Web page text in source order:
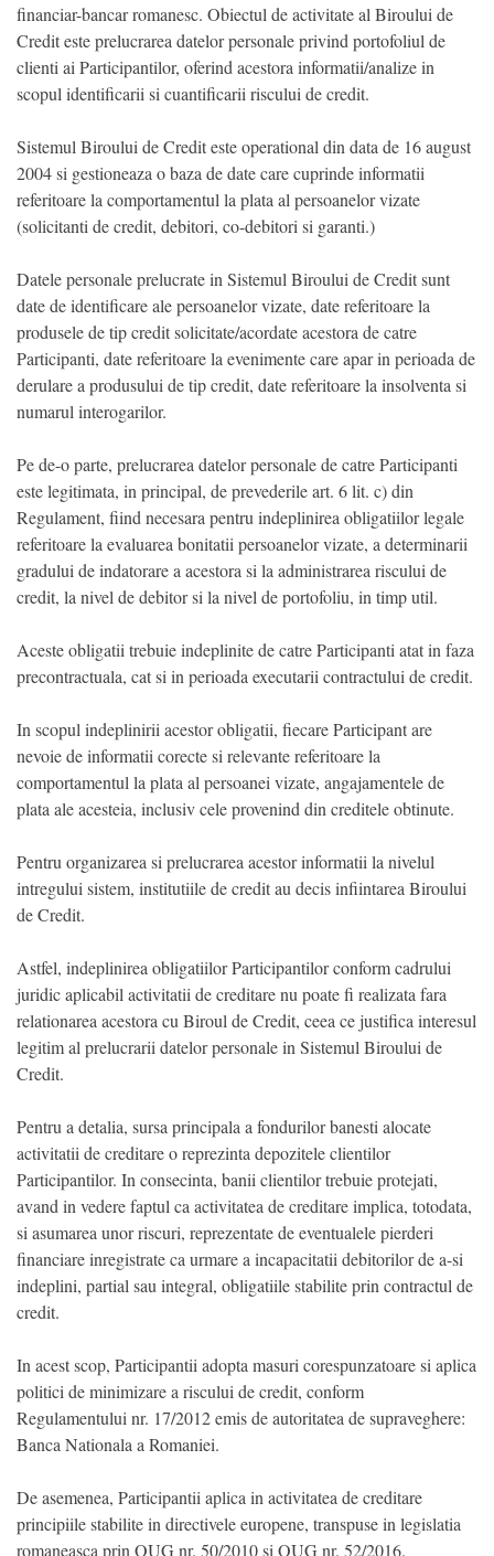
financiar-bancar romanesc. Obiectul de activitate al Biroului de
Credit este prelucrarea datelor personale privind portofoliul de
clienti ai Participantilor, oferind acestora informatii/analize in
scopul identificarii si cuantificarii riscului de credit.
Sistemul Biroului de Credit este operational din data de 16 august
2004 si gestioneaza o baza de date care cuprinde informatii
referitoare la comportamentul la plata al persoanelor vizate
(solicitanti de credit, debitori, co-debitori si garanti.)
Datele personale prelucrate in Sistemul Biroului de Credit sunt
date de identificare ale persoanelor vizate, date referitoare la
produsele de tip credit solicitate/acordate acestora de catre
Participanti, date referitoare la evenimente care apar in perioada de
derulare a produsului de tip credit, date referitoare la insolventa si
numarul interogarilor.
Pe de-o parte, prelucrarea datelor personale de catre Participanti
este legitimata, in principal, de prevederile art. 6 lit. c) din
Regulament, fiind necesara pentru indeplinirea obligatiilor legale
referitoare la evaluarea bonitatii persoanelor vizate, a determinarii
gradului de indatorare a acestora si la administrarea riscului de
credit, la nivel de debitor si la nivel de portofoliu, in timp util.
Aceste obligatii trebuie indeplinite de catre Participanti atat in faza
precontractuala, cat si in perioada executarii contractului de credit.
In scopul indeplinirii acestor obligatii, fiecare Participant are
nevoie de informatii corecte si relevante referitoare la
comportamentul la plata al persoanei vizate, angajamentele de
plata ale acesteia, inclusiv cele provenind din creditele obtinute.
Pentru organizarea si prelucrarea acestor informatii la nivelul
intregului sistem, institutiile de credit au decis infiintarea Biroului
de Credit.
Astfel, indeplinirea obligatiilor Participantilor conform cadrului
juridic aplicabil activitatii de creditare nu poate fi realizata fara
relationarea acestora cu Biroul de Credit, ceea ce justifica interesul
legitim al prelucrarii datelor personale in Sistemul Biroului de
Credit.
Pentru a detalia, sursa principala a fondurilor banesti alocate
activitatii de creditare o reprezinta depozitele clientilor
Participantilor. In consecinta, banii clientilor trebuie protejati,
avand in vedere faptul ca activitatea de creditare implica, totodata,
si asumarea unor riscuri, reprezentate de eventualele pierderi
financiare inregistrate ca urmare a incapacitatii debitorilor de a-si
indeplini, partial sau integral, obligatiile stabilite prin contractul de
credit.
In acest scop, Participantii adopta masuri corespunzatoare si aplica
politici de minimizare a riscului de credit, conform
Regulamentului nr. 17/2012 emis de autoritatea de supraveghere:
Banca Nationala a Romaniei.
De asemenea, Participantii aplica in activitatea de creditare
principiile stabilite in directivele europene, transpuse in legislatia
romaneasca prin OUG nr. 50/2010 si OUG nr. 52/2016.